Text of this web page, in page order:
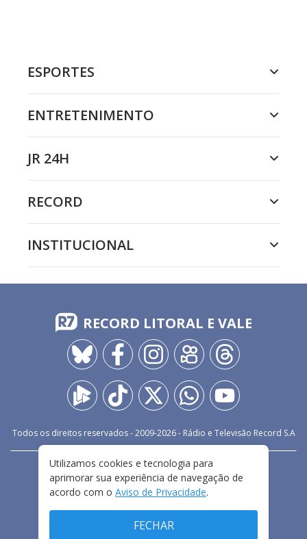
ESPORTES
ENTRETENIMENTO
JR 24H
RECORD
INSTITUCIONAL
RECORD LITORAL E VALE
Todos os direitos reservados - 2009-2026- Rádio e Televisão Record S.A
FALE CONOSCO
PRIVACIDADE
TERMOS E CONDIÇÕES DE USO
Utilizamos cookies e tecnologia para
aprimorar sua experiência de navegação de
acordo com o Aviso de Privacidade.
FECHAR